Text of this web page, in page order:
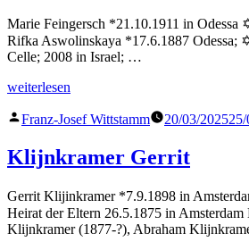
Marie Feingersch *21.10.1911 in Odessa
Rifka Aswolinskaya *17.6.1887 Odessa;
Celle; 2008 in Israel; …
„Feingersch
weiterlesen
Veröffentlicht
Franz-Josef Wittstamm 20/03/202525/
Klijnkramer Gerrit
Gerrit Klijinkramer *7.9.1898 in
Heirat der Eltern 26.5.1875 in
Klijnkramer (1877-?), Abraham